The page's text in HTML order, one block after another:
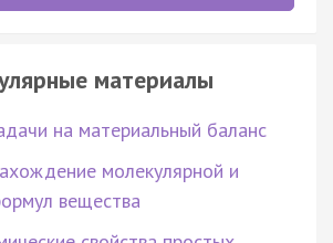
материалы
на материальный баланс
молекулярной и
вещества